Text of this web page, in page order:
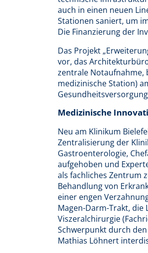
auch in einen neuen
Stationen saniert, um
Die Finanzierung der
Das Projekt
vor, das
zentrale Notaufnahme,
medizinische Station)
Medizinische
Neu am Klinikum
Zentralisierung der
Gastroenterologie,
aufgehoben und
als fachliches Zentrum
Behandlung von
einer engen
Magen-Darm-Trakt,
Viszeralchirurgie
Schwerpunkt durch
Mathias Löhnert